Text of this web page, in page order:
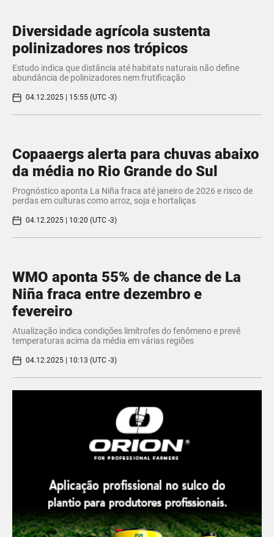
Diversidade agrícola sustenta
polinizadores nos trópicos
Estudo indica que distância até habitats naturais não define
abundância de polinizadores nem frutificação
04.12.2025 | 15:55 (UTC -3)
Copaaergs alerta para chuvas abaixo
da média no Rio Grande do Sul
Prognóstico aponta La Niña fraca até janeiro de 2026 e risco de
perdas em culturas como arroz, soja e hortaliças
04.12.2025 | 10:20 (UTC -3)
WMO aponta 55% de chance de La
Niña fraca entre dezembro e
fevereiro
Atualização indica condições limítrofes do fenômeno e prevê
temperaturas acima da média em várias regiões
04.12.2025 | 10:13 (UTC -3)